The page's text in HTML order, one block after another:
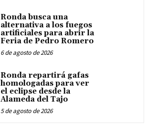
Ronda busca una
alternativa a los fuegos
artificiales para abrir la
Feria de Pedro Romero
6 de agosto de 2026
Ronda repartirá gafas
homologadas para ver
el eclipse desde la
Alameda del Tajo
5 de agosto de 2026